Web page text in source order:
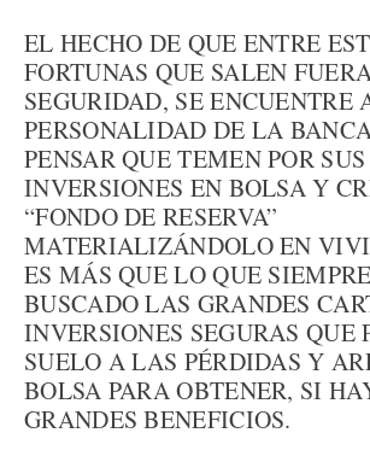
EL HECHO DE QUE ENTRE
FORTUNAS QUE SALEN
SEGURIDAD, SE ENCUENTRE
PERSONALIDAD DE LA
PENSAR QUE TEMEN POR SUS
INVERSIONES EN BOLSA Y
“FONDO DE RESERVA”
MATERIALIZÁNDOLO EN
ES MÁS QUE LO QUE
BUSCADO LAS GRANDES
INVERSIONES SEGURAS QUE
SUELO A LAS PÉRDIDAS Y
BOLSA PARA OBTENER, SI
GRANDES BENEFICIOS.